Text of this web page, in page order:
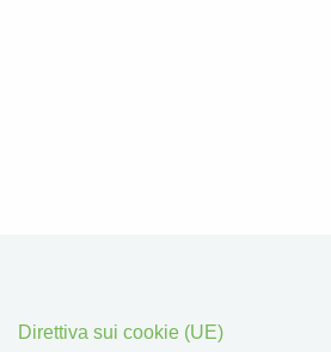
Direttiva sui cookie (UE)